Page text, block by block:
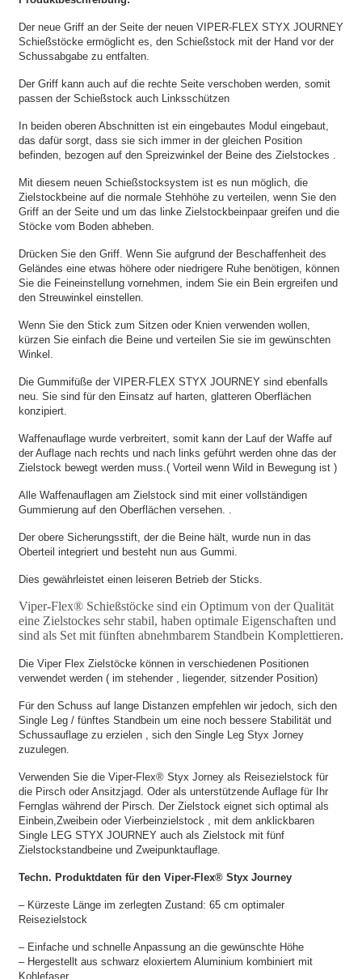
Der neue Griff an der Seite der neuen VIPER-FLEX STYX JOURNEY
Schießstöcke ermöglicht es, den Schießstock mit der Hand vor der
Schussabgabe zu entfalten.
Der Griff kann auch auf die rechte Seite verschoben werden, somit
passen der Schießstock auch Linksschützen
In beiden oberen Abschnitten ist ein eingebautes Modul eingebaut,
das dafür sorgt, dass sie sich immer in der gleichen Position
befinden, bezogen auf den Spreizwinkel der Beine des Zielstockes .
Mit diesem neuen Schießstocksystem ist es nun möglich, die
Zielstockbeine auf die normale Stehhöhe zu verteilen, wenn Sie den
Griff an der Seite und um das linke Zielstockbeinpaar greifen und die
Stöcke vom Boden abheben.
Drücken Sie den Griff. Wenn Sie aufgrund der Beschaffenheit des
Geländes eine etwas höhere oder niedrigere Ruhe benötigen, können
Sie die Feineinstellung vornehmen, indem Sie ein Bein ergreifen und
den Streuwinkel einstellen.
Wenn Sie den Stick zum Sitzen oder Knien verwenden wollen,
kürzen Sie einfach die Beine und verteilen Sie sie im gewünschten
Winkel.
Die Gummifüße der VIPER-FLEX STYX JOURNEY sind ebenfalls
neu. Sie sind für den Einsatz auf harten, glatteren Oberflächen
konzipiert.
Waffenauflage wurde verbreitert, somit kann der Lauf der Waffe auf
der Auflage nach rechts und nach links geführt werden ohne das der
Zielstock bewegt werden muss.( Vorteil wenn Wild in Bewegung ist )
Alle Waffenauflagen am Zielstock sind mit einer vollständigen
Gummierung auf den Oberflächen versehen. .
Der obere Sicherungsstift, der die Beine hält, wurde nun in das
Oberteil integriert und besteht nun aus Gummi.
Dies gewährleistet einen leiseren Betrieb der Sticks.
Viper-Flex® Schießstöcke sind ein Optimum von der Qualität
eine Zielstockes sehr stabil, haben optimale Eigenschaften und
sind als Set mit fünften abnehmbarem Standbein Komplettieren.
Die Viper Flex Zielstöcke können in verschiedenen Positionen
verwendet werden ( im stehender , liegender, sitzender Position)
Für den Schuss auf lange Distanzen empfehlen wir jedoch, sich den
Single Leg / fünftes Standbein um eine noch bessere Stabilität und
Schussauflage zu erzielen , sich den Single Leg Styx Jorney
zuzulegen.
Verwenden Sie die Viper-Flex® Styx Jorney als Reisezielstock für
die Pirsch oder Ansitzjagd. Oder als unterstützende Auflage für Ihr
Fernglas während der Pirsch. Der Zielstock eignet sich optimal als
Einbein,Zweibein oder Vierbeinzielstock , mit dem anklickbaren
Single LEG STYX JOURNEY auch als Zielstock mit fünf
Zielstockstandbeine und Zweipunktauflage.
Techn. Produktdaten für den Viper-Flex® Styx Journey
– Kürzeste Länge im zerlegten Zustand: 65 cm optimaler
Reisezielstock
– Einfache und schnelle Anpassung an die gewünschte Höhe
– Hergestellt aus schwarz eloxiertem Aluminium kombiniert mit
Kohlefaser